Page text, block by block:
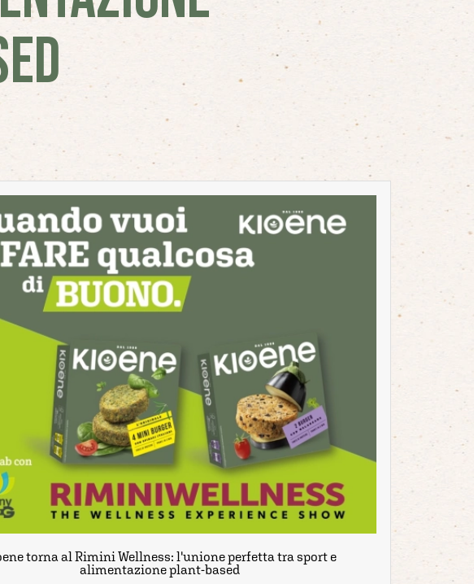
torna al Rimini Wellness: l'unione perfetta tra sport e
alimentazione plant-based